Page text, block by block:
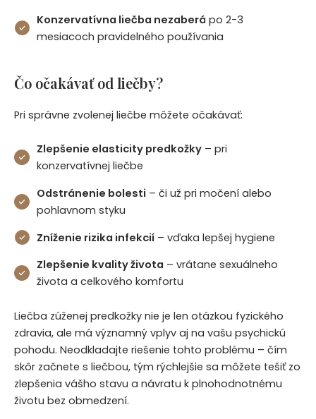
Konzervatívna liečba nezaberá po 2-3
mesiacoch pravidelného používania
Čo očakávať od liečby?
Pri správne zvolenej liečbe môžete očakávať:
Zlepšenie elasticity predkožky – pri
konzervatívnej liečbe
Odstránenie bolesti – či už pri močení alebo
pohlavnom styku
Zníženie rizika infekcií – vďaka lepšej hygiene
Zlepšenie kvality života – vrátane sexuálneho
života a celkového komfortu
Liečba zúženej predkožky nie je len otázkou fyzického
zdravia, ale má významný vplyv aj na vašu psychickú
pohodu. Neodkladajte riešenie tohto problému – čím
skôr začnete s liečbou, tým rýchlejšie sa môžete tešiť zo
zlepšenia vášho stavu a návratu k plnohodnotnému
životu bez obmedzení.